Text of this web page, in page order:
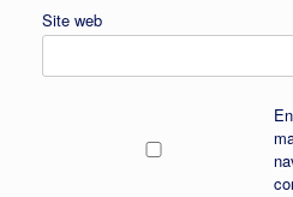
Site web